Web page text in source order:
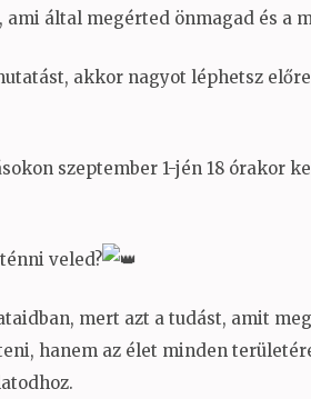
által megérted önmagad és a
akkor nagyot léphetsz
szeptember 1-jén 18 órakor
veled?
mert azt a tudást, amit
hanem az élet minden